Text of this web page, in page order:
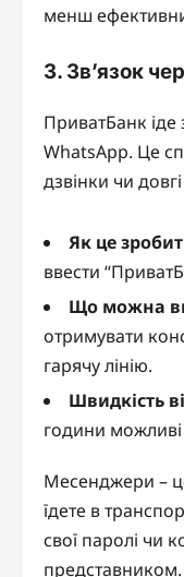
менш
3. Зв’язок
ПриватБанк іде
WhatsApp. Це
дзвінки чи
Як це
ввести
Що можна
отримувати
гарячу лінію.
Швидкість
години
Месенджери –
їдете в
свої паролі чи
представником.